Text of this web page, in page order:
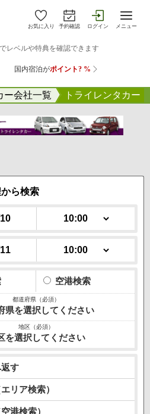
お気に入り 予約確認 ログイン メニュー
ー会社一覧 トライレンタカー
から検索
空港検索
県を選択してください
を選択してください
す
リア検索）
港検索）